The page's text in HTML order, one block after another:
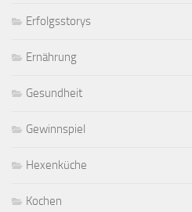
Erfolgsstorys
Ernährung
Gesundheit
Gewinnspiel
Hexenküche
Kochen